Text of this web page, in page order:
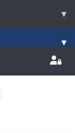
▾
▾